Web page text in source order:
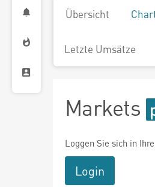
Übersicht
Letzte Umsätze
Markets
Loggen Sie sich in
Login